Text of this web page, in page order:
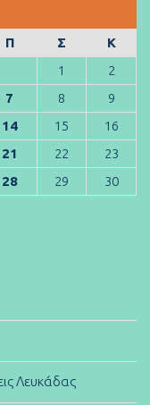
Π Σ
Κ
1
2
7 8
9
14 15
16
21 22
23
28 29
30
Λευκάδας